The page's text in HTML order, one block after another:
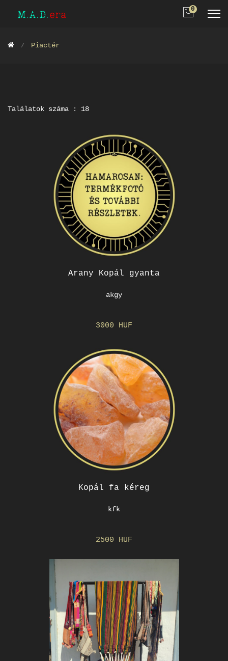
0
Piactér
Találatok száma : 18
Arany Kopál gyanta
akgy
3000 HUF
Kopál fa kéreg
kfk
2500 HUF